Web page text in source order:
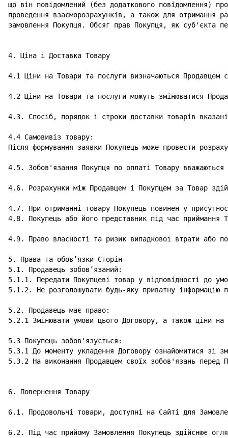
що він повідомлений (без додаткового повідомлення)
проведення взаєморозрахунків, а також для отримання
замовлення Покупця. Обсяг прав Покупця, як суб'єкта
4. Ціна і Доставка Товару
4.1 Ціни на Товари та послуги визначаються
4.2 Ціни на Товари та послуги можуть змінюватися
4.3. Спосіб, порядок і строки доставки товарів
4.4 Самовивіз товару:
Після формування заявки Покупець може провести
4.5. Зобов'язання Покупця по оплаті Товару
4.6. Розрахунки між Продавцем і Покупцем за Товар
4.7. При отриманні товару Покупець повинен у
4.8. Покупець або його представник під час приймання
4.9. Право власності та ризик випадкової втрати або
5. Права та обов’язки Сторін
5.1. Продавець зобов’язаний:
5.1.1. Передати Покупцеві товар у відповідності до
5.1.2. Не розголошувати будь-яку приватну інформацію
5.2. Продавець має право:
5.2.1 Змінювати умови цього Договору, а також ціни на
5.3 Покупець зобов'язується:
5.3.1 До моменту укладення Договору ознайомитися зі
5.3.2 На виконання Продавцем своїх зобов'язань перед
6. Повернення Товару
6.1. Продовольчі товари, доступні на Сайті для
6.2. Під час прийому Замовлення Покупець здійснює